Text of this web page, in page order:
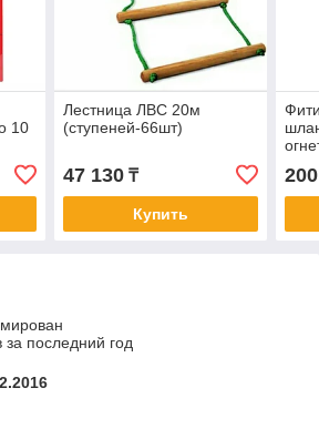
10
Лестница ЛВС 20м
(ступеней-66шт)
47 130₸
Купить
200
последний год